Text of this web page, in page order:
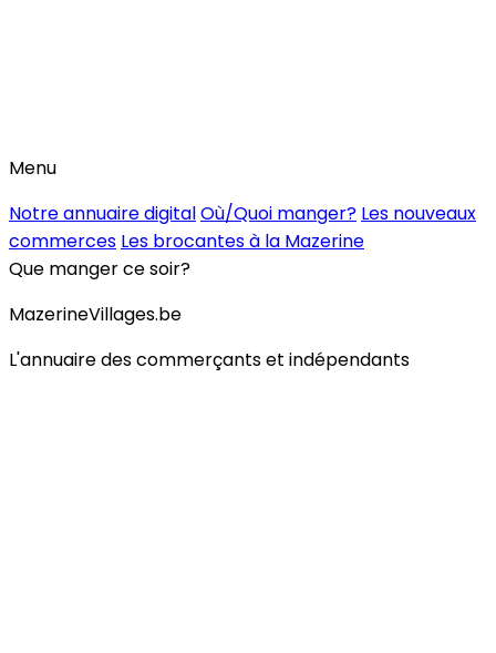
Menu
Notre annuaire digitalOù/Quoi manger? Les nouveaux
commerces Les brocantes à la Mazerine
Que manger ce soir?
MazerineVillages.be
L'annuaire des commerçants et indépendants